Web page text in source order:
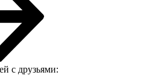
с друзьями: